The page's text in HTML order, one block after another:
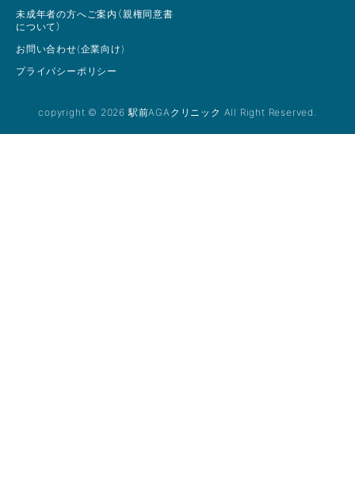
未成年者の方へご案内（親権同意書
について）
お問い合わせ(企業向け)
プライパシーポリシー
copyright © 2026 駅前AGAクリニック All Right Reserved.